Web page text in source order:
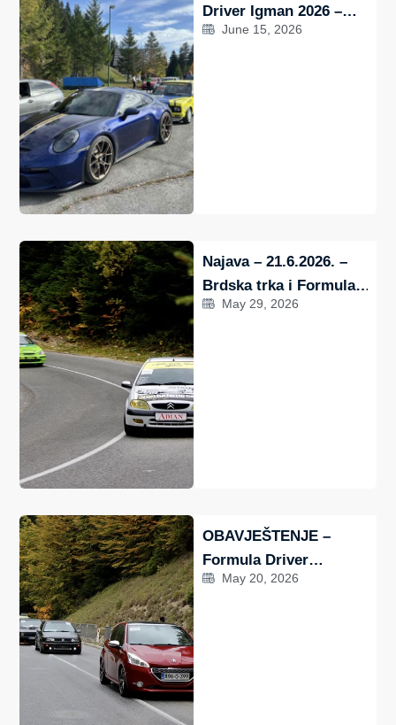
Driver Igman 2026 –
21.6.2026.
June 15, 2026
Najava – 21.6.2026. –
Brdska trka i Formula
Driver Igman
May 29, 2026
OBAVJEŠTENJE –
Formula Driver
23./24.5.2026. – Nova
May 20, 2026